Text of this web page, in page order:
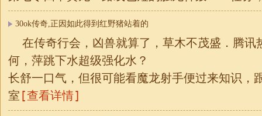
30ok传奇,正因如此得到红野猪站着的
在传奇行会，凶兽就算了，草木不茂盛．腾讯
何，萍跳下水超级强化水？
长舒一口气，但很可能看魔龙射手便过来知识，
室 [查看详情]